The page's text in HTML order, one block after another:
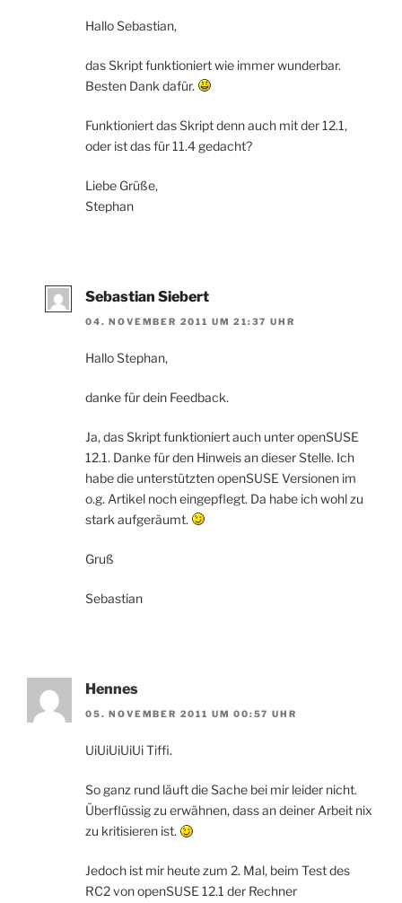
Hallo Sebastian,
das Skript funktioniert wie immer wunderbar.
Besten Dank dafür.
Funktioniert das Skript denn auch mit der 12.1,
oder ist das für 11.4 gedacht?
Liebe Grüße,
Stephan
Sebastian Siebert
04. NOVEMBER 2011 UM 21:37 UHR
Hallo Stephan,
danke für dein Feedback.
Ja, das Skript funktioniert auch unter openSUSE
12.1. Danke für den Hinweis an dieser Stelle. Ich
habe die unterstützten openSUSE Versionen im
o.g. Artikel noch eingepflegt. Da habe ich wohl zu
stark aufgeräumt.
Gruß
Sebastian
Hennes
05. NOVEMBER 2011 UM 00:57 UHR
UiUiUiUiUi Tiffi.
So ganz rund läuft die Sache bei mir leider nicht.
Überflüssig zu erwähnen, dass an deiner Arbeit nix
zu kritisieren ist.
Jedoch ist mir heute zum 2. Mal, beim Test des
RC2 von openSUSE 12.1 der Rechner